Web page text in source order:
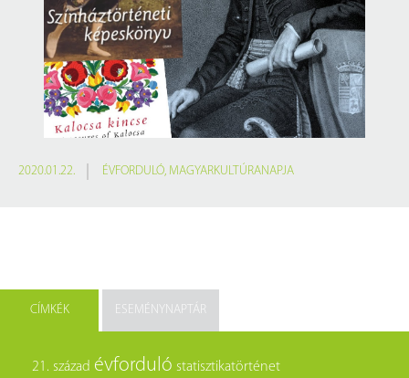
2020.01.22. ÉVFORDULÓ, MAGYARKULTÚRANAPJA
CÍMKÉK ESEMÉNYNAPTÁR
21. század évforduló statisztikatörténet